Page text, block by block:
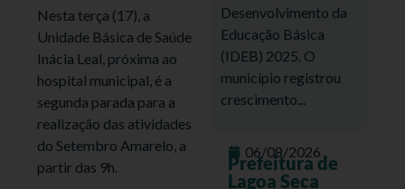
Nesta terça (17), a
Unidade Básica de Saúde
Inácia Leal, próxima ao
hospital municipal, é a
segunda parada para a
realização das atividades
do Setembro Amarelo, a
partir das 9h.
Desenvolvimento da
Educação Básica
(IDEB) 2025. O
município registrou
crescimento...
06/08/2026
Prefeitura de
Lagoa Seca